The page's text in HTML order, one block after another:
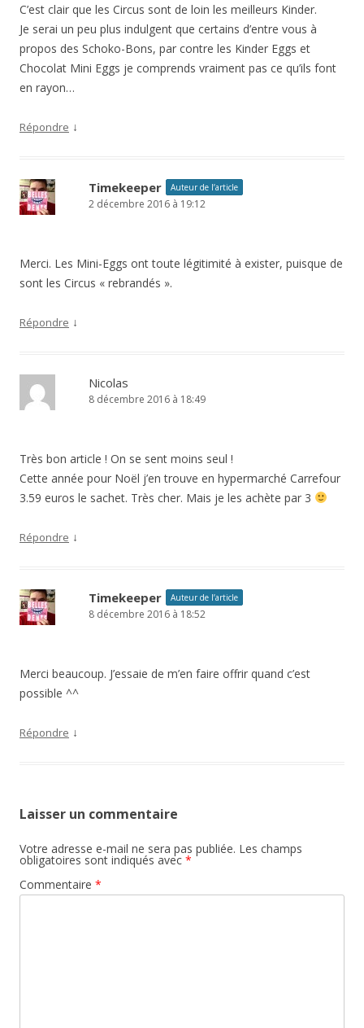
C’est clair que les Circus sont de loin les meilleurs Kinder.
Je serai un peu plus indulgent que certains d’entre vous à
propos des Schoko-Bons, par contre les Kinder Eggs et
Chocolat Mini Eggs je comprends vraiment pas ce qu’ils font
en rayon…
Répondre ↓
Timekeeper Auteur de l’article
2 décembre 2016 à 19:12
Merci. Les Mini-Eggs ont toute légitimité à exister, puisque de
sont les Circus « rebrandés ».
Répondre ↓
Nicolas
8 décembre 2016 à 18:49
Très bon article ! On se sent moins seul !
Cette année pour Noël j’en trouve en hypermarché Carrefour
3.59 euros le sachet. Très cher. Mais je les achète par 3
Répondre ↓
Timekeeper Auteur de l’article
8 décembre 2016 à 18:52
Merci beaucoup. J’essaie de m’en faire offrir quand c’est
possible ^^
Répondre ↓
Laisser un commentaire
Votre adresse e-mail ne sera pas publiée. Les champs
obligatoires sont indiqués avec *
Commentaire *